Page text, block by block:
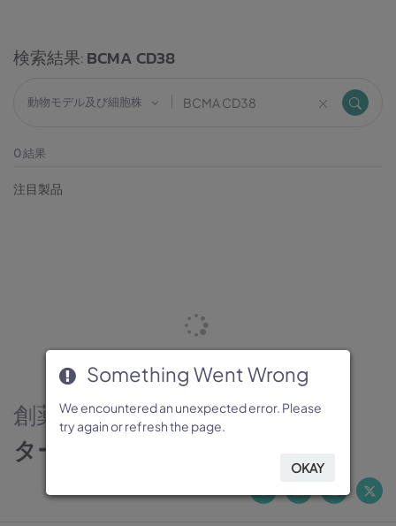
検索結果:BCMA CD38
動物モデル及び細胞株
0結果
注目製品
創薬のパートナー
ターゲットから治療法開発へ
Something Went Wrong
We encountered an unexpected error. Please
try again or refresh the page.
OKAY
Something Went Wrong
We encountered an unexpected error. Please
try again or refresh the page.
OKAY
Something Went Wrong
We encountered an unexpected error. Please
try again or refresh the page.
OKAY
Something Went Wrong
We encountered an unexpected error. Please
try again or refresh the page.
OKAY
Something Went Wrong
We encountered an unexpected error. Please
try again or refresh the page.
OKAY